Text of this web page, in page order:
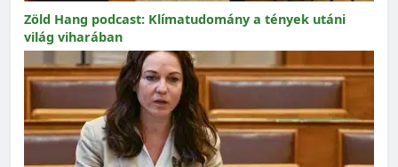
Zöld Hang podcast: Klímatudomány a tények utáni
világ viharában